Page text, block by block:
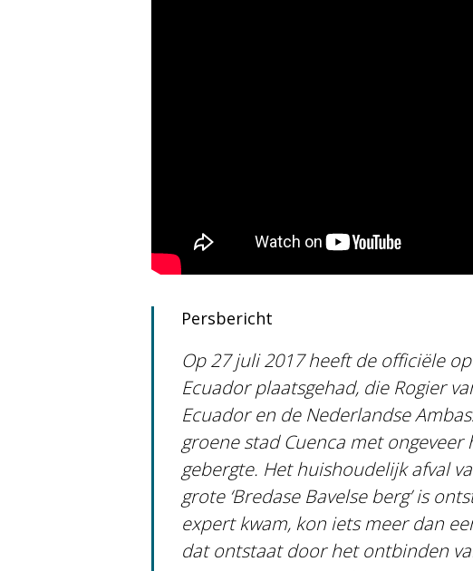
Persbericht
Op 27 juli 2017 heeft de officiële
Ecuador plaatsgehad, die Rogier
Ecuador en de Nederlandse
groene stad Cuenca met
gebergte. Het huishoudelijk afval
grote ‘Bredase Bavelse berg’ is
expert kwam, kon iets meer dan
dat ontstaat door het ontbinden